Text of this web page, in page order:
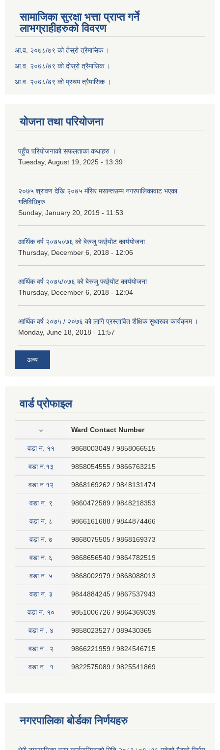
सामाजिका सुरक्षा भत्ता प्राप्त गर्ने
लाभग्राहीहरुको विवरण
आ.व. २०७८/७९ को तेस्रो त्रैमासिक ।
आ.व. २०७८/७९ को दोस्रो त्रैमासिक ।
आ.व. २०७८/७९ को प्रथम त्रैमासिक ।
योजना तथा परियोजना
पहुँच परियोजनाको सफलताका कथाहरु ।
Tuesday, August 19, 2025 - 13:39
२०७५ श्रावण देखि २०७५ मंसिर मसान्तसम्म नगरपालिकावाट भएका
गतिविधिहरु :
Sunday, January 20, 2019 - 11:53
आर्थिक वर्ष २०७५०७६ को बेरुजु फर्छ्योट कार्ययोजना
Thursday, December 6, 2018 - 12:06
आर्थिक वर्ष २०७५/०७६ को बेरुजु फर्छ्योट कार्ययोजना
Thursday, December 6, 2018 - 12:04
आर्थिक वर्ष २०७५ / २०७६ को लागि प्रस्तावित शैक्षिक सुधारका कार्यक्रम ।
Monday, June 18, 2018 - 11:57
अन्य
वार्ड प्रोफाइल
Ward Contact Number
वडा न‍. ११ 9868003049 / 9858066515
वडा न.१३ 9858054555 / 9866763215
वडा न.१२ 9868169262 / 9848131474
वडा न. ९ 9860472589 / 9848218353
वडा न. ८ 9866161688 / 9844874466
वडा न. ७ 9868075505 / 9868169373
वडा न. ६ 9868656540 / 9864782519
वडा न. ५ 9868002979 / 9868088013
वडा न. ३ 9844884245 / 9867537943
वडा न. १० 9851006726 / 9864369039
वडा न . ४ 9858023527 / 089430365
वडा न . २ 9866221959 / 9824546715
वडा न . १ 9822575089 / 9825541869
नगरपालिका बोर्डका निर्णयहरु